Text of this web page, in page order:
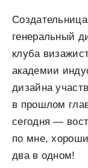
генеральный
клуба
академии
дизайна
в прошлом
сегодня —
по мне,
два в одном!